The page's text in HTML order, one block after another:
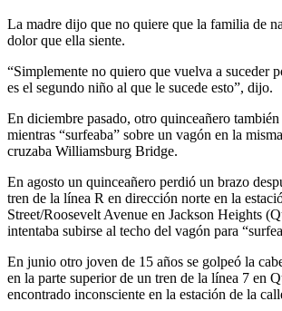
La madre dijo que no quiere que la familia de
dolor que ella siente.
“Simplemente no quiero que vuelva a suceder
es el segundo niño al que le sucede esto”, dijo.
En diciembre pasado, otro quinceañero
mientras “surfeaba” sobre un vagón en la
cruzaba Williamsburg Bridge.
En agosto un quinceañero perdió un brazo
tren de la línea R en dirección norte en la
Street/Roosevelt Avenue en Jackson Heights
intentaba subirse al techo del vagón para
En junio otro joven de 15 años se golpeó la
en la parte superior de un tren de la línea 7 en
encontrado inconsciente en la estación de la